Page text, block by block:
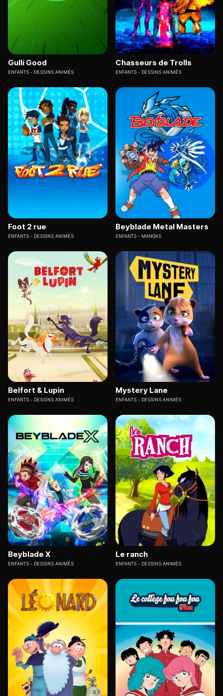
Gulli Good
ENFANTS DESSINS ANIMÉS
Chasseurs de Trolls
ENFANTS DESSINS ANIMÉS
Foot 2 rue
ENFANTS DESSINS ANIMÉS
Beyblade Metal Masters
ENFANTS MANGAS
Belfort & Lupin
ENFANTS DESSINS ANIMÉS
Mystery Lane
ENFANTS DESSINS ANIMÉS
Beyblade X
ENFANTS DESSINS ANIMÉS
Le ranch
ENFANTS DESSINS ANIMÉS